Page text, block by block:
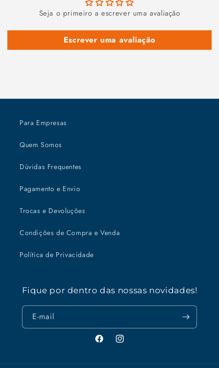
Seja o primeiro a escrever uma avaliação
Escrever uma avaliação
Para Empresas
Quem Somos
Dúvidas Frequentes
Pagamento e Envio
Trocas e Devoluções
Condições de Compra e Venda
Política de Privacidade
Fique por dentro das nossas novidades!
E-mail
FacebookInstagram